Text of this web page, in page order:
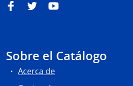
FacebookTwitterYouTube
Sobre el Catálogo
Acerca de